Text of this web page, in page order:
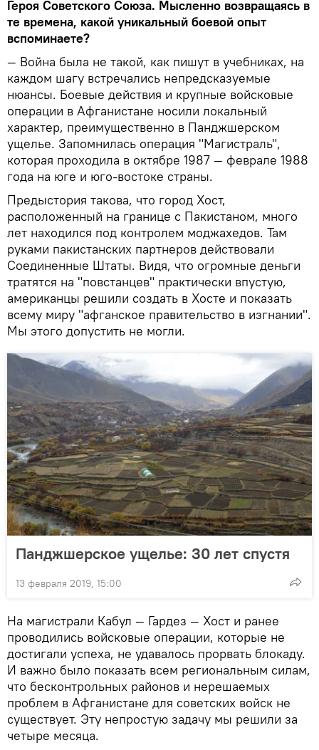
Героя Советского Союза. Мысленно возвращаясь в
те времена, какой уникальный боевой опыт
вспоминаете?
— Война была не такой, как пишут в учебниках, на
каждом шагу встречались непредсказуемые
нюансы. Боевые действия и крупные войсковые
операции в Афганистане носили локальный
характер, преимущественно в Панджшерском
ущелье. Запомнилась операция "Магистраль",
которая проходила в октябре 1987 — феврале 1988
года на юге и юго-востоке страны.
Предыстория такова, что город Хост,
расположенный на границе с Пакистаном, много
лет находился под контролем моджахедов. Там
руками пакистанских партнеров действовали
Соединенные Штаты. Видя, что огромные деньги
тратятся на "повстанцев" практически впустую,
американцы решили создать в Хосте и показать
всему миру "афганское правительство в изгнании".
Мы этого допустить не могли.
Панджшерское ущелье: 30 лет спустя
13 февраля 2019, 15:00
На магистрали Кабул — Гардез — Хост и ранее
проводились войсковые операции, которые не
достигали успеха, не удавалось прорвать блокаду.
И важно было показать всем региональным силам,
что бесконтрольных районов и нерешаемых
проблем в Афганистане для советских войск не
существует. Эту непростую задачу мы решили за
четыре месяца.